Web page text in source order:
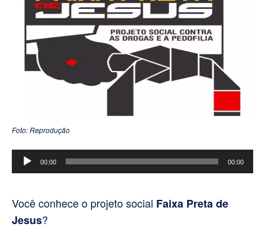
Foto: Reprodução
Tocador
de
00:00 00:00
Você conhece o projeto social Faixa Preta de
Jesus?